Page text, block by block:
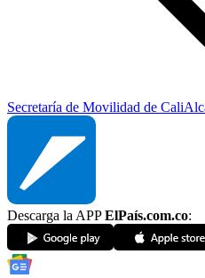
Secretaría de Movilidad de Cali
Descarga la APPElPaís.com.co: